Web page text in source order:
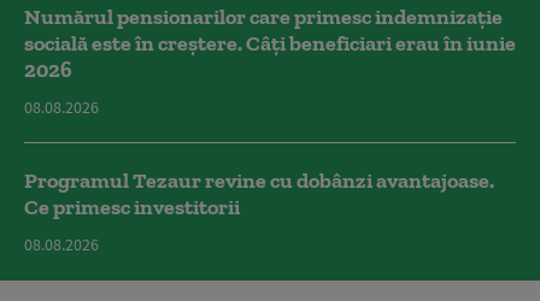
Numărul pensionarilor care primesc indemnizaţie
socială este în creștere. Câți beneficiari erau în iunie
2026
08.08.2026
Programul Tezaur revine cu dobânzi avantajoase.
Ce primesc investitorii
08.08.2026